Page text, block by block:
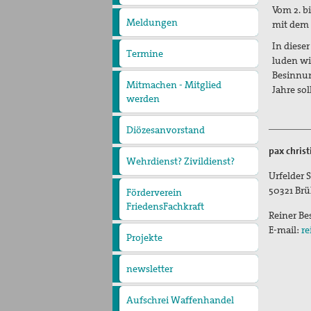
christi
Meldungen
Termine
Mitmachen - Mitglied
werden
Diözesanvorstand
Wehrdienst? Zivildienst?
Förderverein
FriedensFachkraft
Projekte
Barrancabermeja
Putevi mira
(Friedenswege)
Nueva Esperanza
newsletter
Aufschrei Waffenhandel
2012 - Protestaktionen in
Vom 2.
mit dem
In
luden
Jahre
pax
Urfelder
50321
Reiner
E-mail: